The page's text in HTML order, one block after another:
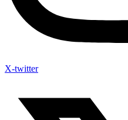
X-twitter